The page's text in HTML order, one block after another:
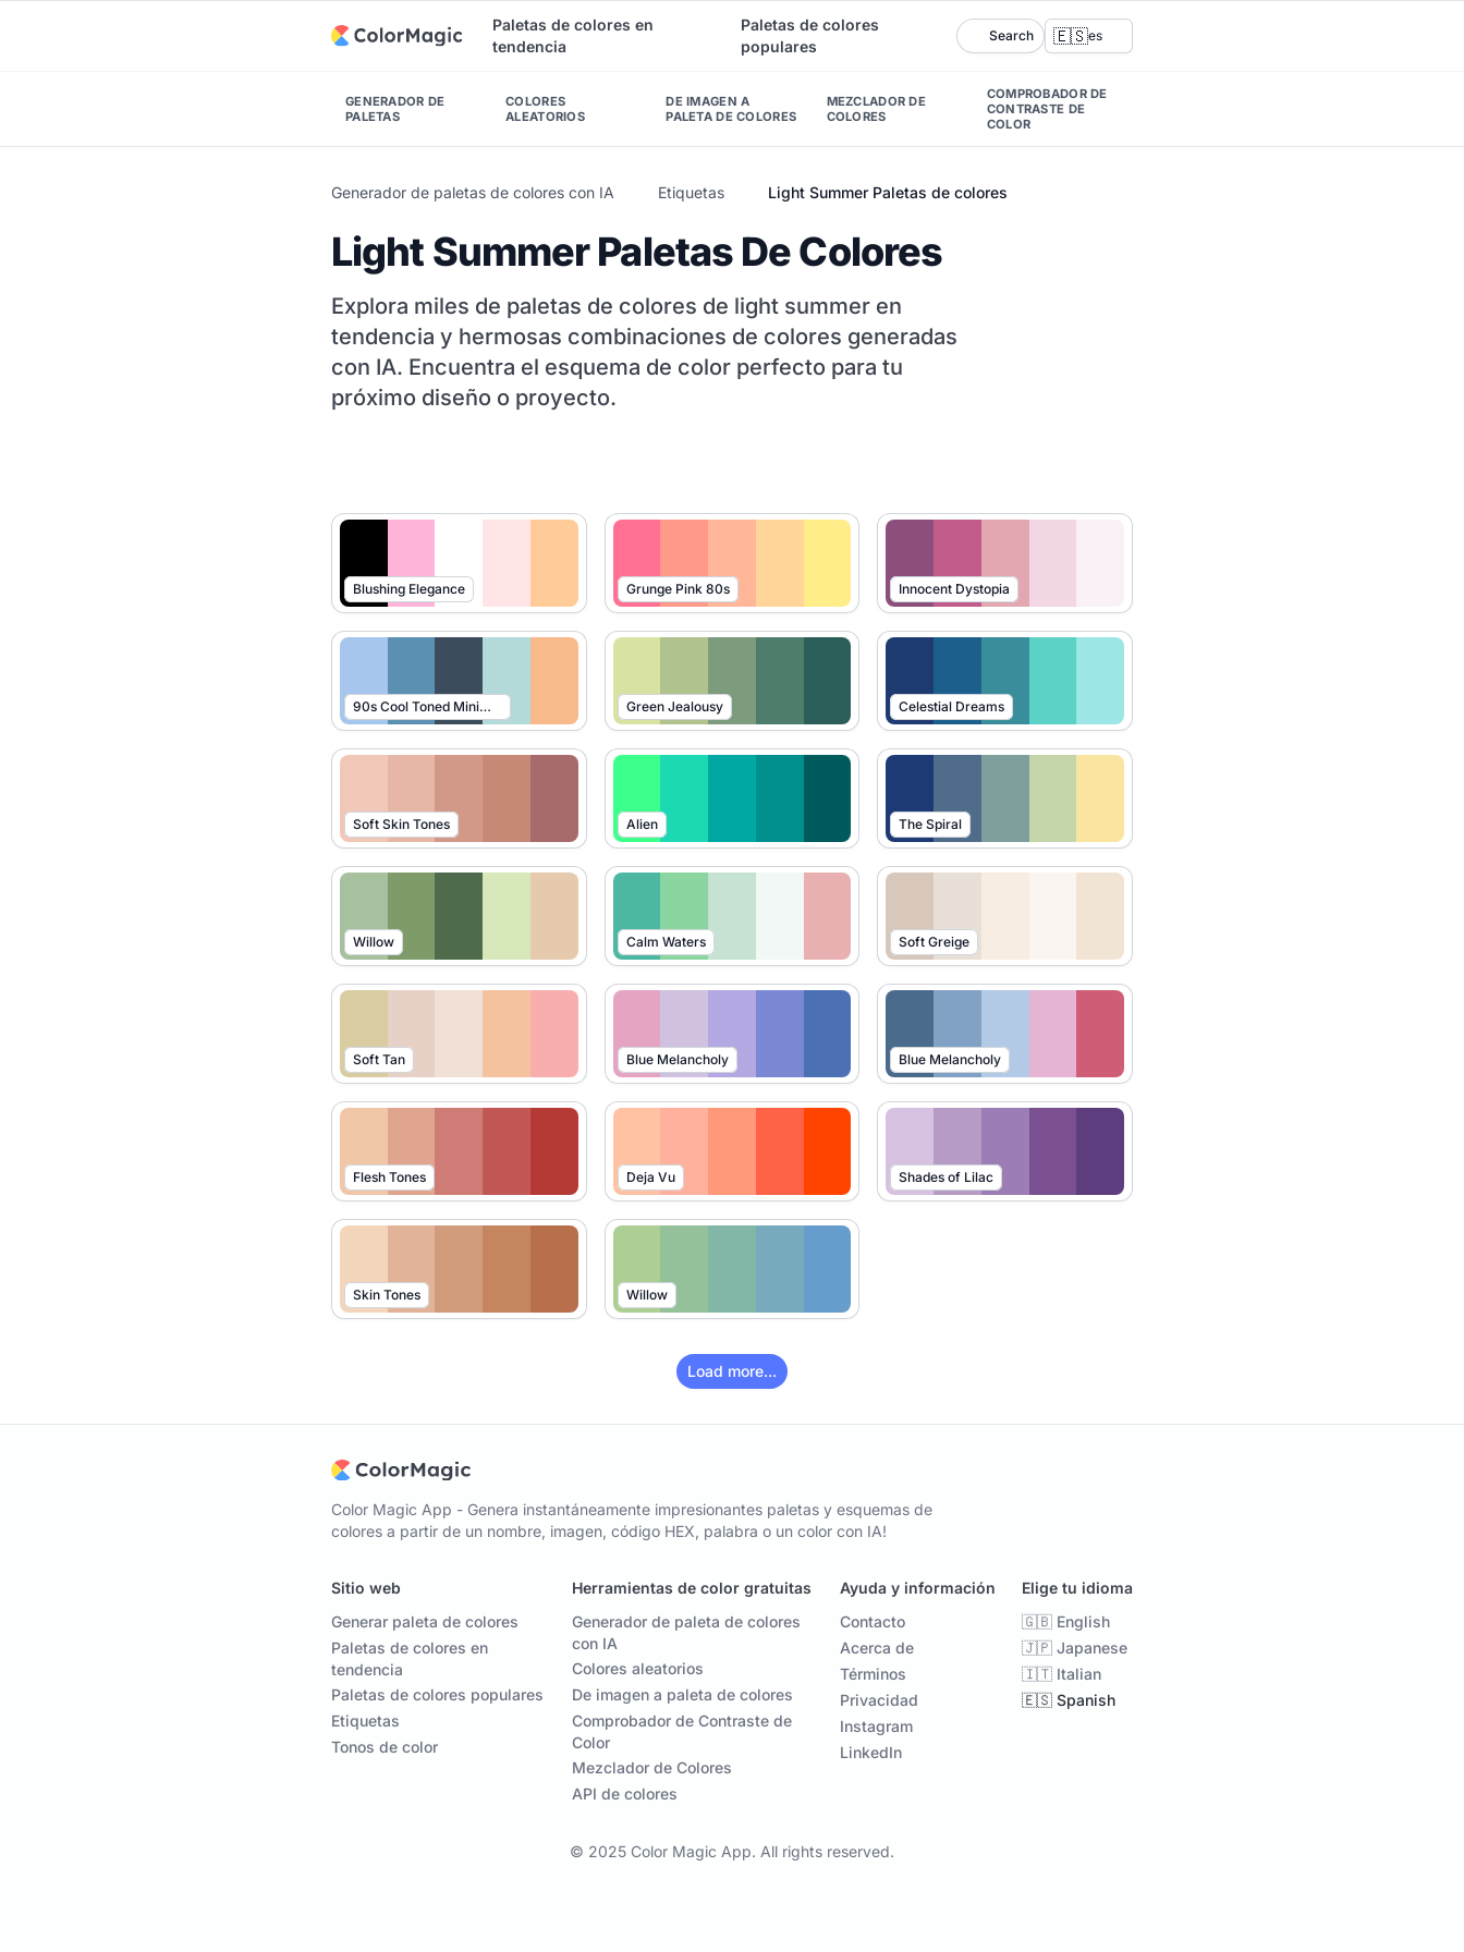
Paletas de colores en
tendencia
Paletas de colores
populares
Search 🇪🇸es
GENERADOR DE
PALETAS
COLORES
ALEATORIOS
DE IMAGEN A
PALETA DE COLORES
MEZCLADOR DE
COLORES
COMPROBADOR DE
CONTRASTE DE
COLOR
Generador de paletas de colores con IA Etiquetas Light Summer Paletas de colores
Light Summer Paletas De Colores
Explora miles de paletas de colores de light summer en
tendencia y hermosas combinaciones de colores generadas
con IA. Encuentra el esquema de color perfecto para tu
próximo diseño o proyecto.
Blushing Elegance Grunge Pink 80s Innocent Dystopia
90s Cool Toned Minimalism Green Jealousy Celestial Dreams
Soft Skin Tones Alien The Spiral
Willow Calm Waters Soft Greige
Soft Tan Blue Melancholy Blue Melancholy
Flesh Tones Deja Vu Shades of Lilac
Skin Tones Willow
Load more...
Color Magic App - Genera instantáneamente impresionantes paletas y esquemas de
colores a partir de un nombre, imagen, código HEX, palabra o un color con IA!
Sitio web
Generar paleta de colores
Paletas de colores en
tendencia
Paletas de colores populares
Etiquetas
Tonos de color
Herramientas de color gratuitas
Generador de paleta de colores
con IA
Colores aleatorios
De imagen a paleta de colores
Comprobador de Contraste de
Color
Mezclador de Colores
API de colores
Ayuda y información
Contacto
Acerca de
Términos
Privacidad
Instagram
LinkedIn
Elige tu idioma
🇬🇧 English
🇯🇵 Japanese
🇮🇹 Italian
🇪🇸 Spanish
© 2025 Color Magic App. All rights reserved.